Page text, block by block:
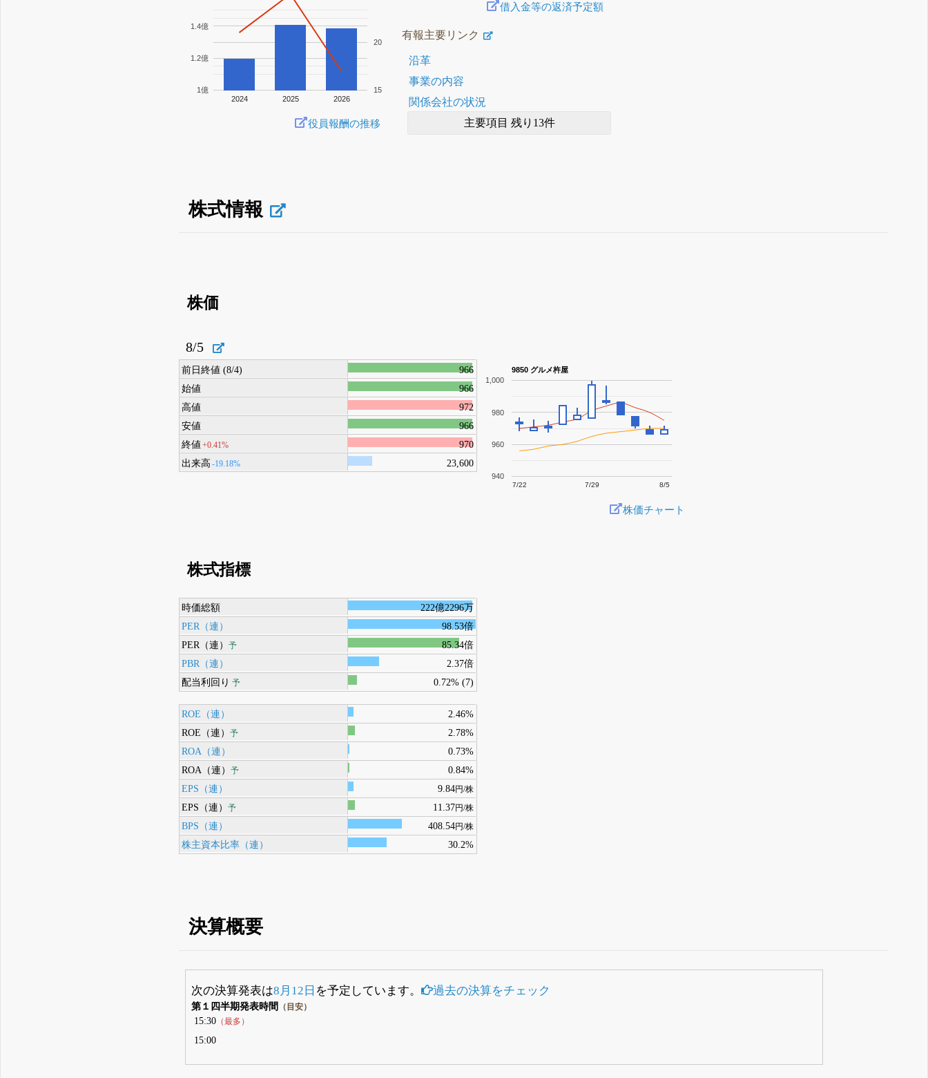
2024 2025 2026
1億
1.2億
1.4億
15
20
役員報酬の推移
借入金等の返済予定額
有報主要リンク
沿革
事業の内容
関係会社の状況
主要項目 残り13件
株式情報
株価
8/5
前日終値 (8/4)
966
始値
966
高値
972
安値
966
終値 +0.41%
970
出来高 -19.18% 23,600
9850 グルメ杵屋
7/22 7/29 8/5
940
960
980
1,000
株価チャート
株式指標
時価総額
222億2296万
PER（連）
98.53倍
PER（連）予
85.34倍
PBR（連）
2.37倍
配当利回り 予 0.72% (7)
ROE（連）
2.46%
ROE（連）予
2.78%
ROA（連）
0.73%
ROA（連）予
0.84%
EPS（連）
9.84円/株
EPS（連）予 11.37円/株
BPS（連） 408.54円/株
株主資本比率（連） 30.2%
決算概要
次の決算発表は8月12日 を予定しています。 過去の決算をチェック
第１四半期発表時間 （目安）
15:30（最多）
15:00